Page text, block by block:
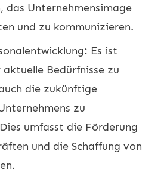
das Unternehmensimage
und zu kommunizieren.
: Es ist
Bedürfnisse zu
die zukünftige
zu
umfasst die Förderung
und die Schaffung von